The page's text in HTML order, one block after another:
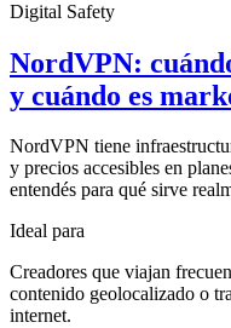
Digital Safety
NordVPN:
y cuándo es
NordVPN tiene
y precios accesibles en
entendés para qué sirve
Ideal para
Creadores que viajan
contenido geolocalizado o
internet.